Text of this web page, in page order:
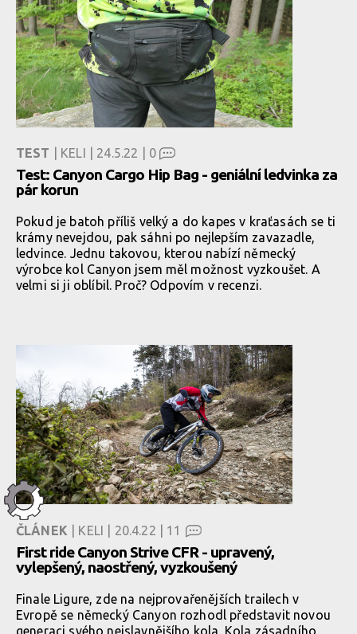
TEST | KELI | 24.5.22 | 0
Test: Canyon Cargo Hip Bag - geniální ledvinka za
pár korun
Pokud je batoh příliš velký a do kapes v kraťasách se ti
krámy nevejdou, pak sáhni po nejlepším zavazadle,
ledvince. Jednu takovou, kterou nabízí německý
výrobce kol Canyon jsem měl možnost vyzkoušet. A
velmi si ji oblíbil. Proč? Odpovím v recenzi.
ČLÁNEK | KELI | 20.4.22 | 11
First ride Canyon Strive CFR - upravený,
vylepšený, naostřený, vyzkoušený
Finale Ligure, zde na nejprovařenějších trailech v
Evropě se německý Canyon rozhodl představit novou
generaci svého nejslavnějšího kola. Kola zásadního